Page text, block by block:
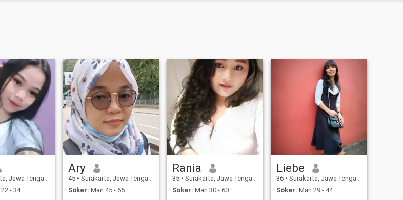
Tengah, Indonesien
- 34
Ary
45 • Surakarta, Jawa Tengah, Indonesien
Söker: Man 45 - 65
Rania
35 • Surakarta, Jawa Tengah, Indonesien
Söker: Man 30 - 60
Liebe
36 • Surakarta, Jawa Tengah, Indonesien
Söker: Man 29 - 44